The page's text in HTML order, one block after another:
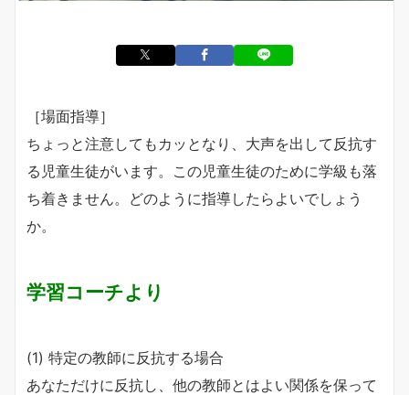
［場面指導］
ちょっと注意してもカッとなり、大声を出して反抗す
る児童生徒がいます。この児童生徒のために学級も落
ち着きません。どのように指導したらよいでしょう
か。
学習コーチより
(1) 特定の教師に反抗する場合
あなただけに反抗し、他の教師とはよい関係を保って